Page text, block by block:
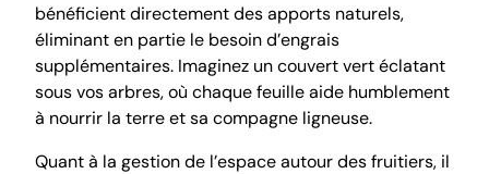
bénéficient directement des apports naturels,
éliminant en partie le besoin d’engrais
supplémentaires. Imaginez un couvert vert éclatant
sous vos arbres, où chaque feuille aide humblement
à nourrir la terre et sa compagne ligneuse.
Quant à la gestion de l’espace autour des fruitiers, il